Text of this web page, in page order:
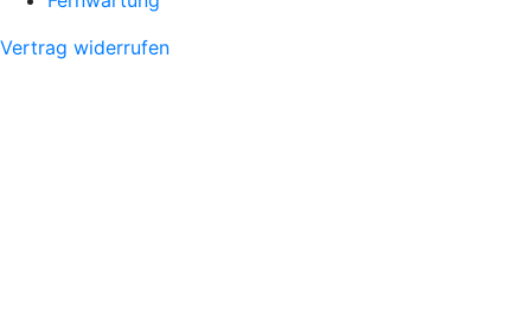
Vertrag widerrufen